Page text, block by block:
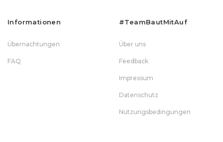
Informationen
Übernachtungen
FAQ
#teamBautMitAuf
Über uns
Feedback
Impressum
Datenschutz
Nutzungsbedingungen